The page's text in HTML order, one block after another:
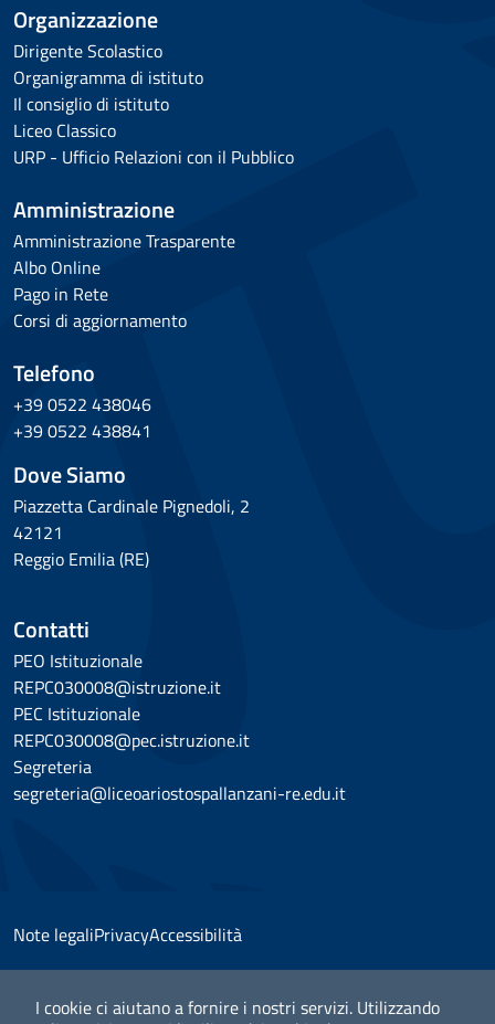
Organizzazione
Dirigente Scolastico
Organigramma di istituto
Il consiglio di istituto
Liceo Classico
URP - Ufficio Relazioni con il Pubblico
Amministrazione
Amministrazione Trasparente
Albo Online
Pago in Rete
Corsi di aggiornamento
Telefono
+39 0522 438046
+39 0522 438841
Dove Siamo
Piazzetta Cardinale Pignedoli, 2
42121
Reggio Emilia (RE)
Contatti
PEO Istituzionale
REPC030008@istruzione.it
PEC Istituzionale
REPC030008@pec.istruzione.it
Segreteria
segreteria@liceoariostospallanzani-re.edu.it
Note legaliPrivacyAccessibilità
I cookie ci aiutano a fornire i nostri servizi. Utilizzando